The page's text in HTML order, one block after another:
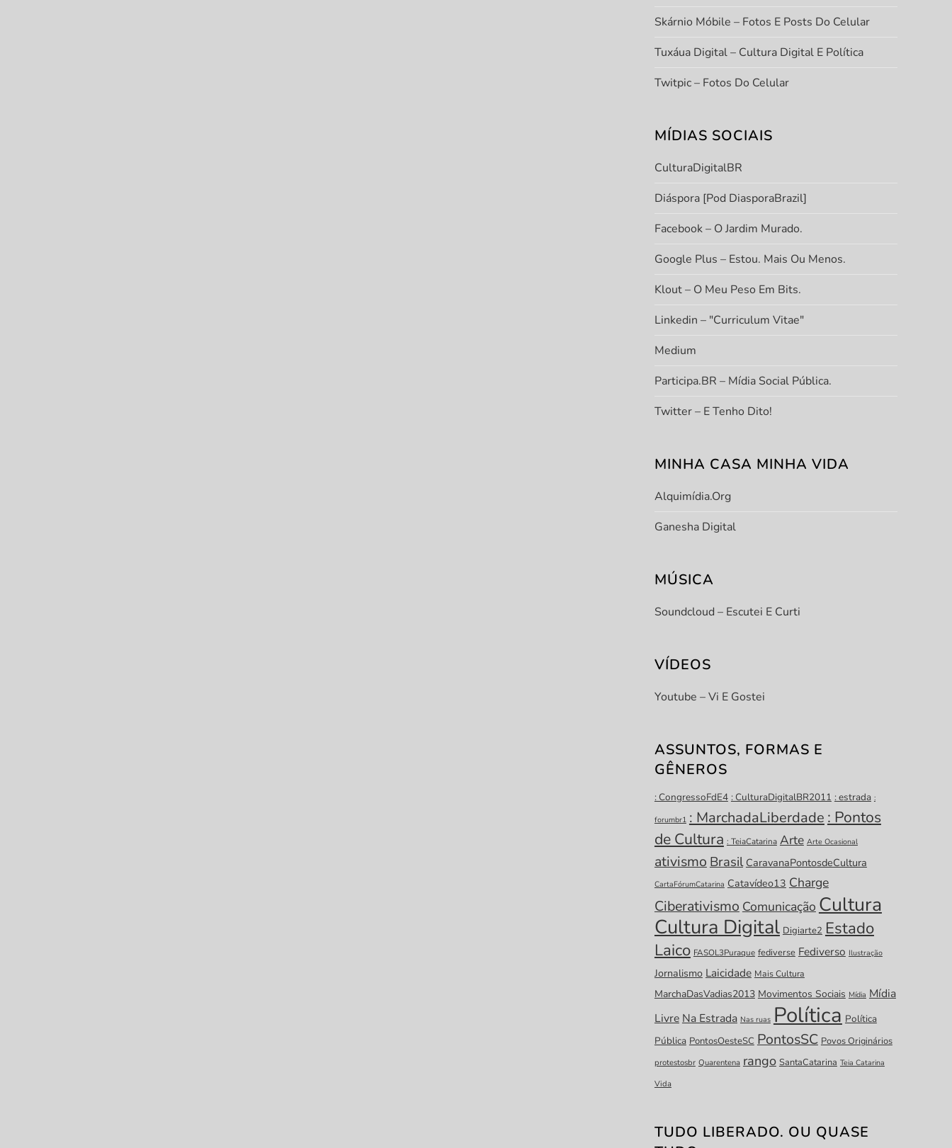
Skárnio Móbile – Fotos E Posts Do Celular
Tuxáua Digital – Cultura Digital E Política
Twitpic – Fotos Do Celular
MÍDIAS SOCIAIS
CulturaDigitalBR
Diáspora [Pod DiasporaBrazil]
Facebook – O Jardim Murado.
Google Plus – Estou. Mais Ou Menos.
Klout – O Meu Peso Em Bits.
Linkedin – "Curriculum Vitae"
Medium
Participa.BR – Mídia Social Pública.
Twitter – E Tenho Dito!
MINHA CASA MINHA VIDA
Alquimídia.org
Ganesha Digital
MÚSICA
Soundcloud – Escutei E Curti
VÍDEOS
Youtube – Vi E Gostei
ASSUNTOS, FORMAS E
GÊNEROS
: CongressoFdE4 : CulturaDigitalBR2011 : estrada :
forumbr1 : MarchadaLiberdade : Pontos
de Cultura : TeiaCatarina Arte Arte Ocasional
ativismo Brasil CaravanaPontosdeCultura
CartaFórumCatarina Catavídeo13 Charge
Ciberativismo Comunicação Cultura
Cultura Digital Digiarte2 Estado
Laico FASOL3Puraque fediverse Fediverso Ilustração
Jornalismo Laicidade Mais Cultura
MarchaDasVadias2013 Movimentos Sociais Mídia Mídia
Livre Na Estrada Nas ruas Política Política
Pública PontosOesteSC PontosSC Povos Originários
protestosbr Quarentena rango SantaCatarina Teia Catarina
Vida
TUDO LIBERADO. OU QUASE